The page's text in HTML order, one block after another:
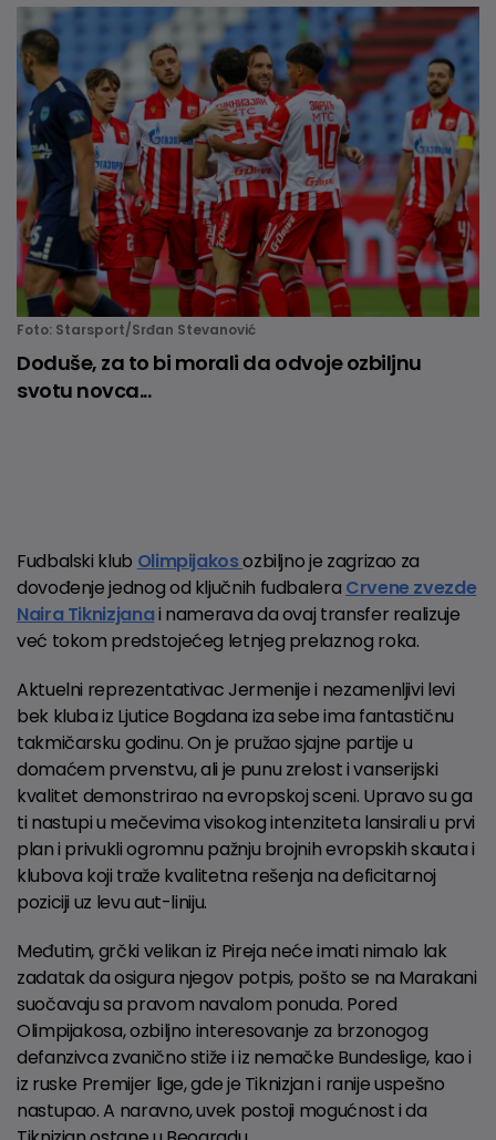
Foto: Starsport/Srđan Stevanović
Doduše, za to bi morali da odvoje ozbiljnu
svotu novca...
Fudbalski klub Olimpijakosozbiljno je zagrizao za
dovođenje jednog od ključnih fudbalera Crvene zvezde
Naira Tiknizjanai namerava da ovaj transfer realizuje
već tokom predstojećeg letnjeg prelaznog roka.
Aktuelni reprezentativac Jermenije i nezamenljivi levi
bek kluba iz Ljutice Bogdana iza sebe ima fantastičnu
takmičarsku godinu. On je pružao sjajne partije u
domaćem prvenstvu, ali je punu zrelost i vanserijski
kvalitet demonstrirao na evropskoj sceni. Upravo su ga
ti nastupi u mečevima visokog intenziteta lansirali u prvi
plan i privukli ogromnu pažnju brojnih evropskih skauta i
klubova koji traže kvalitetna rešenja na deficitarnoj
poziciji uz levu aut-liniju.
Međutim, grčki velikan iz Pireja neće imati nimalo lak
zadatak da osigura njegov potpis, pošto se na Marakani
suočavaju sa pravom navalom ponuda. Pored
Olimpijakosa, ozbiljno interesovanje za brzonogog
defanzivca zvanično stiže i iz nemačke Bundeslige, kao i
iz ruske Premijer lige, gde je Tiknizjan i ranije uspešno
nastupao. A naravno, uvek postoji mogućnost i da